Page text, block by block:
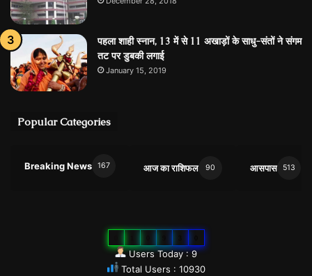
पहला शाही स्नान, 13 में से 11 अखाड़ों के साधु-संतों ने संगम
तट पर डुबकी लगाई
January 15, 2019
Popular Categories
Breaking News 167 आज का राशिफल 90 आसपास 513
Users Today : 9
Total Users : 10930